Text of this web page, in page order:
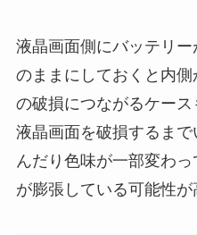
液晶画面側にバッテリ
のままにしておくと内
の破損につながるケース
液晶画面を破損するま
んだり色味が一部変わ
が膨張している可能性が